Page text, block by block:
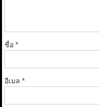
ชื่อ*
อีเมล *